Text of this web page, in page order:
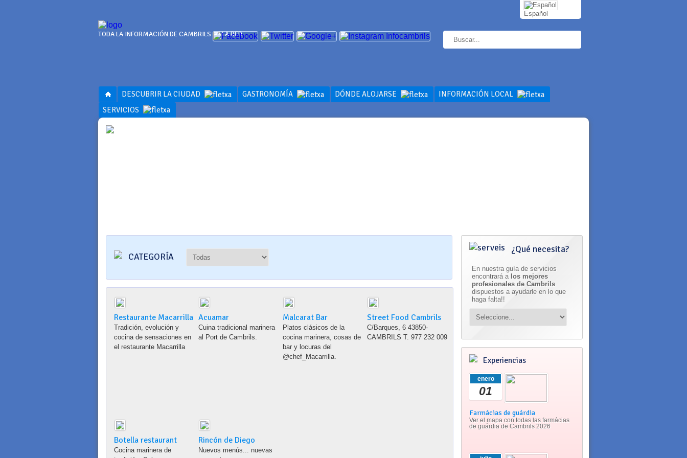
TODA LA INFORMACIÓN DE CAMBRILS EN LA RED
Español
DESCUBRIR LA CIUDAD GASTRONOMÍA DÓNDE ALOJARSE
INFORMACIÓN LOCAL
SERVICIOS
CATEGORÍA
Restaurante Macarrilla
Tradición, evolución y
cocina de sensaciones en
el restaurante Macarrilla
Acuamar
Cuina tradicional marinera
al Port de Cambrils.
Malcarat Bar
Platos clásicos de la
cocina marinera, cosas de
bar y locuras del
@chef_Macarrilla.
Street Food Cambrils
C/Barques, 6 43850-
CAMBRILS T. 977 232 009
Botella restaurant
Cocina marinera de
Rincón de Diego
Nuevos menús... nuevas
¿Qué necesita?
En nuestra guía de servicios
encontrará a los mejores
profesionales de Cambrils
dispuestos a ayudarle en lo que
haga falta!!
Experiencias
enero
01
Farmácias de guárdia
Ver el mapa con todas las farmácias
de guárdia de Cambrils 2026